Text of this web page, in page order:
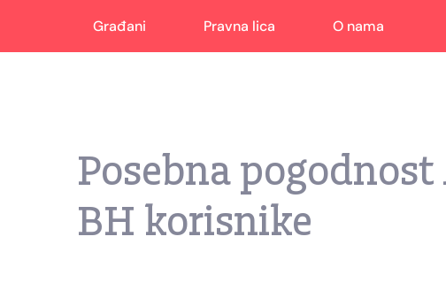
Građani Pravna lica O nama
Posebna
BH korisnike